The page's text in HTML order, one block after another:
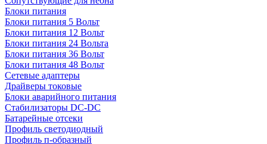
Блоки питания
Блоки питания 5 Вольт
Блоки питания 12 Вольт
Блоки питания 24 Вольта
Блоки питания 36 Вольт
Блоки питания 48 Вольт
Сетевые адаптеры
Драйверы токовые
Блоки аварийного питания
Стабилизаторы DC-DC
Батарейные отсеки
Профиль светодиодный
Профиль п-образный